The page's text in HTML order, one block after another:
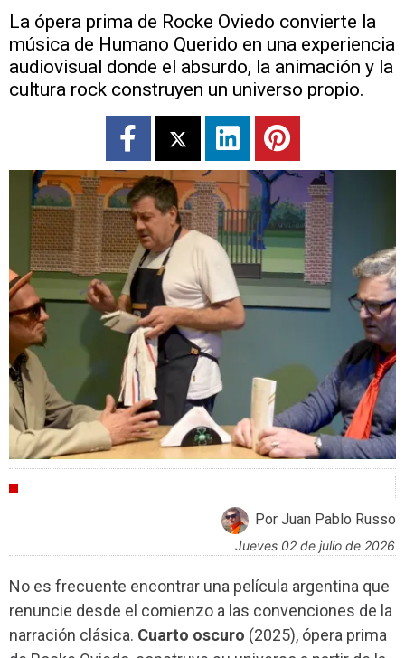
La ópera prima de Rocke Oviedo convierte la
música de Humano Querido en una experiencia
audiovisual donde el absurdo, la animación y la
cultura rock construyen un universo propio.
Por Juan Pablo Russo
jueves 02 de julio de 2026
No es frecuente encontrar una película argentina que
renuncie desde el comienzo a las convenciones de la
narración clásica. Cuarto oscuro (2025), ópera prima